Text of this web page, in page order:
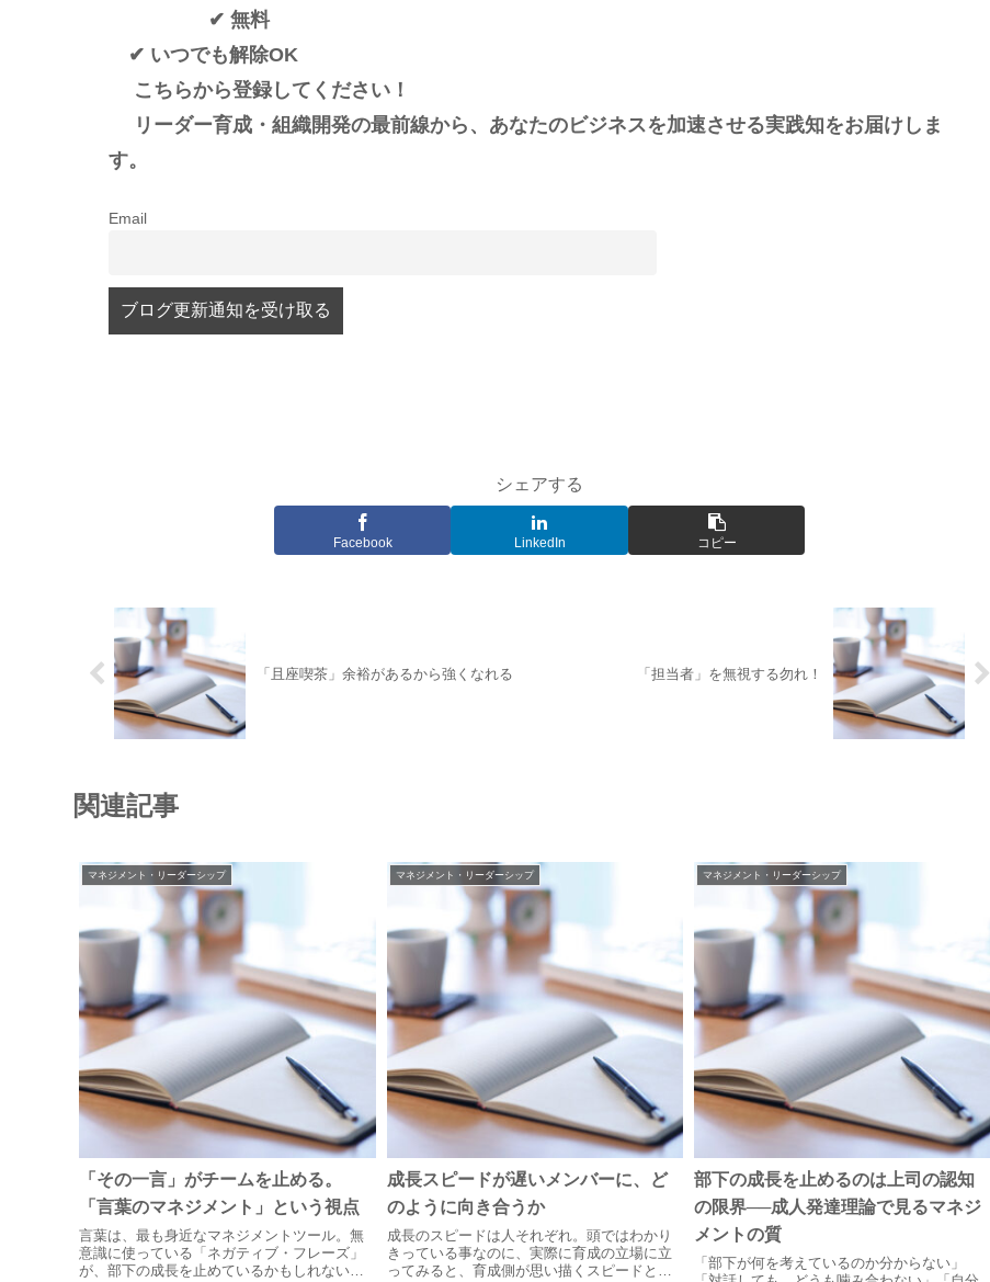
✔ 無料
✔ いつでも解除OK
こちらから登録してください！
リーダー育成・組織開発の最前線から、あなたのビジネスを加速させる実践知をお届けしま
す。
Email
シェアする
Facebook LinkedIn コピー
「且座喫茶」余裕があるから強くなれる 「担当者」を無視する勿れ！
関連記事
マネジメント・リーダーシップ
「その一言」がチームを止める。
「言葉のマネジメント」という視点
言葉は、最も身近なマネジメントツール。無
意識に使っている「ネガティブ・フレーズ」
が、部下の成長を止めているかもしれない。
マネジメント・リーダーシップ
成長スピードが遅いメンバーに、ど
のように向き合うか
成長のスピードは人それぞれ。頭ではわかり
きっている事なのに、実際に育成の立場に立
ってみると、育成側が思い描くスピードとの
マネジメント・リーダーシップ
部下の成長を止めるのは上司の認知
の限界──成人発達理論で見るマネジ
メントの質
「部下が何を考えているのか分からない」